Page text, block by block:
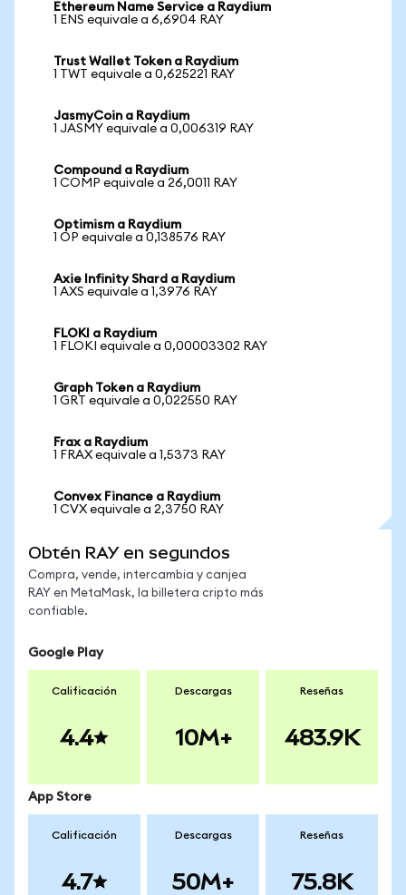
Ethereum Name Service a Raydium
1 ENS equivale a 6,6904 RAY
Trust Wallet Token a Raydium
1 TWT equivale a 0,625221 RAY
JasmyCoin a Raydium
1 JASMY equivale a 0,006319 RAY
Compound a Raydium
1 COMP equivale a 26,0011 RAY
Optimism a Raydium
1 OP equivale a 0,138576 RAY
Axie Infinity Shard a Raydium
1 AXS equivale a 1,3976 RAY
FLOKI a Raydium
1 FLOKI equivale a 0,00003302 RAY
Graph Token a Raydium
1 GRT equivale a 0,022550 RAY
Frax a Raydium
1 FRAX equivale a 1,5373 RAY
Convex Finance a Raydium
1 CVX equivale a 2,3750 RAY
Obtén RAY en segundos
Compra, vende, intercambia y canjea
RAY en MetaMask, la billetera cripto más
confiable.
Google Play
Calificación
4.4
Descargas
10M+
Reseñas
483.9K
App Store
Calificación
4.7
Descargas
50M+
Reseñas
75.8K